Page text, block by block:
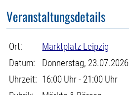
Veranstaltungsdetails
Ort:
Marktplatz Leipzig
Datum:
Donnerstag, 23.07.2026
Uhrzeit: 16:00 Uhr - 21:00 Uhr